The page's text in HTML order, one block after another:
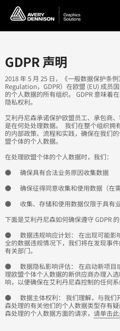
GDPR 声明
2018 年 5 月 25 日，《一般数据保护条
Regulation，GDPR）在欧盟 (EU) 成员
的个人数据的所有组织。 GDPR 意味着
隐私权利。
艾利丹尼森承诺保护欧盟员工、承包商
是在何处处理数据。 我们在整个组织拥
的内部政策、流程和实践，确保在我们
盟个体的个人数据。
在处理欧盟个体的个人数据时，我们：
● 确保具有合法业务原因收集数据
● 确保征得同意收集和使用数据（在需
● 收集、存储和使用数据仅限于具有业
下面是艾利丹尼森如何确保遵守 GDPR 的
● 数据违规响应计划： 在出现可能影
全的数据违规情况下，我们将在发现事
有关部门。
● 数据隐私影响评估： 在启动新项目
理欧盟个体个人数据的新供应商办理入
响，以便确保在艾利丹尼森控制的任何
● 数据主体权利： 我们理解，与我们
森处理的有关他们的个人数据类型存有
森处理的个人数据方面的请求， 请单击此